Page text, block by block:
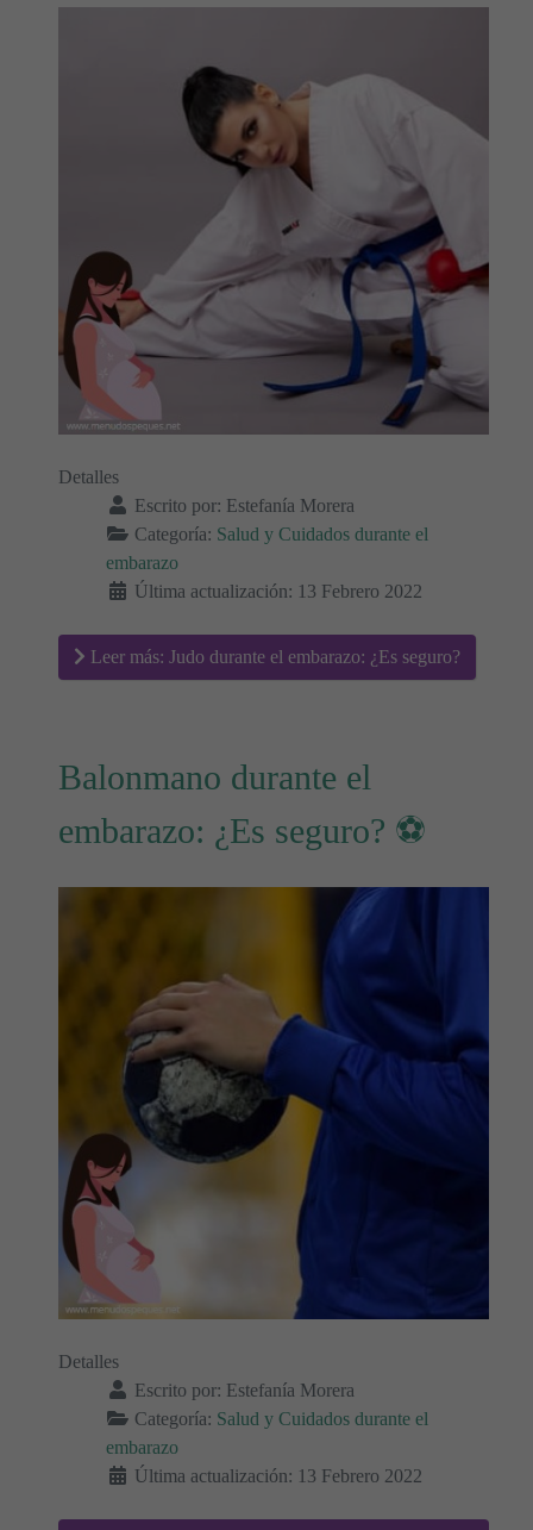
Detalles
Escrito por: Estefanía Morera
Categoría: Salud y Cuidados durante el
embarazo
Última actualización: 13 Febrero 2022
Leer más: Judo durante el embarazo: ¿Es seguro?
Balonmano durante el
embarazo: ¿Es seguro? ⚽
Detalles
Escrito por: Estefanía Morera
Categoría: Salud y Cuidados durante el
embarazo
Última actualización: 13 Febrero 2022